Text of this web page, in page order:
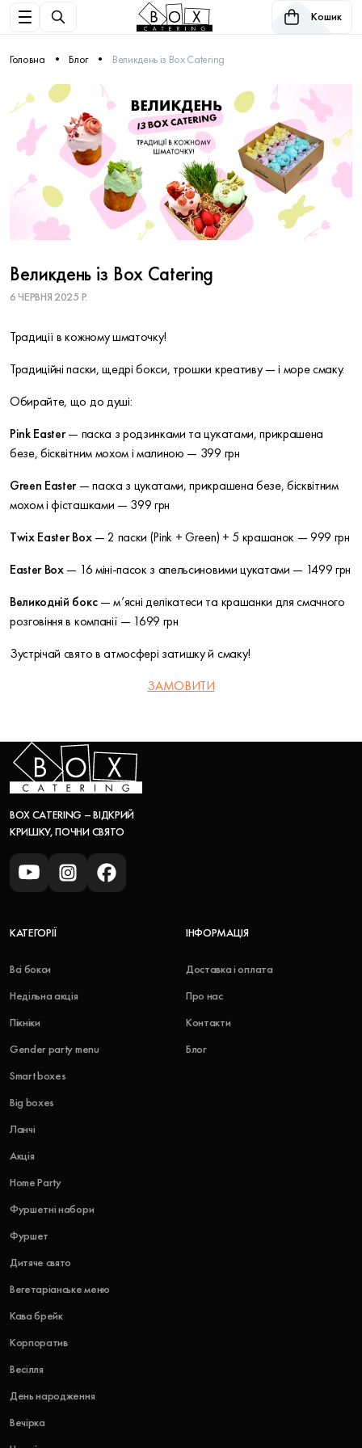
Кошик
Головна Блог Великдень із Box Catering
Великдень із Box Catering
6 ЧЕРВНЯ 2025 Р.
Традиції в кожному шматочку!
Традиційні паски, щедрі бокси, трошки креативу — і море смаку.
Обирайте, що до душі:
Pink Easter— паска з родзинками та цукатами, прикрашена
безе, бісквітним мохом і малиною — 399 грн
Green Easter— паска з цукатами, прикрашена безе, бісквітним
мохом і фісташками — 399 грн
Twix Easter Box— 2 паски (Pink + Green) + 5 крашанок — 999 грн
Easter Box — 16 міні-пасок з апельсиновими цукатами — 1499 грн
Великодній бокс— м’ясні делікатеси та крашанки для смачного
розговіння в компанії — 1699 грн
Зустрічай свято в атмосфері затишку й смаку!
ЗАМОВИТИ
BOX CATERING – ВІДКРИЙ
КРИШКУ, ПОЧНИ СВЯТО
КАТЕГОРІЇ
Всі бокси
Недільна акція
Пікніки
Gender party menu
Smart boxes
Big boxes
Ланчі
Акція
Home Party
Фуршетні набори
Фуршет
Дитяче свято
Вегетаріанське меню
Кава брейк
Корпоратив
Весілля
День народження
Вечірка
ІНФОРМАЦІЯ
Доставка і оплата
Про нас
Контакти
Блог